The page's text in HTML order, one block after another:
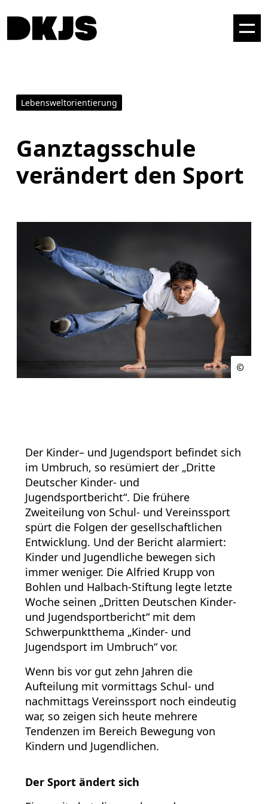
Lebensweltorientierung
Ganztagsschule
verändert den Sport
Der Kinder– und Jugendsport befindet sich
im Umbruch, so resümiert der „Dritte
Deutscher Kinder- und
Jugendsportbericht“. Die frühere
Zweiteilung von Schul- und Vereinssport
spürt die Folgen der gesellschaftlichen
Entwicklung. Und der Bericht alarmiert:
Kinder und Jugendliche bewegen sich
immer weniger. Die Alfried Krupp von
Bohlen und Halbach-Stiftung legte letzte
Woche seinen „Dritten Deutschen Kinder-
und Jugendsportbericht“ mit dem
Schwerpunktthema „Kinder- und
Jugendsport im Umbruch“ vor.
Wenn bis vor gut zehn Jahren die
Aufteilung mit vormittags Schul- und
nachmittags Vereinssport noch eindeutig
war, so zeigen sich heute mehrere
Tendenzen im Bereich Bewegung von
Kindern und Jugendlichen.
Der Sport ändert sich